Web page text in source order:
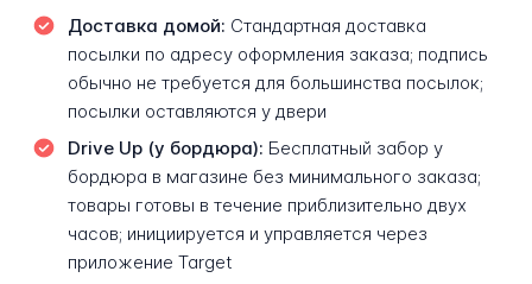
Доставка домой: Стандартная доставка
посылки по адресу оформления заказа; подпись
обычно не требуется для большинства посылок;
посылки оставляются у двери
Drive Up (у бордюра): Бесплатный забор у
бордюра в магазине без минимального заказа;
товары готовы в течение приблизительно двух
часов; инициируется и управляется через
приложение Target